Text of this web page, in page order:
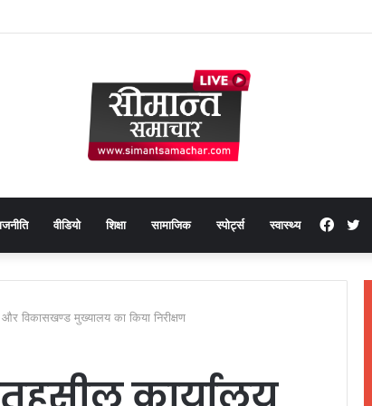
वीडियो शिक्षा सामाजिक स्पोर्ट्स स्वास्थ्य
और विकासखण्ड मुख्यालय का किया निरीक्षण